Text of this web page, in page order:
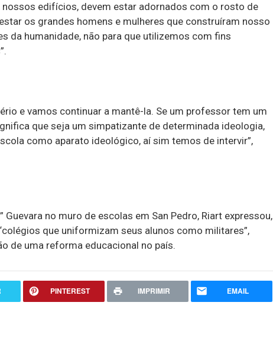
nossos edifícios, devem estar adornados com o rosto de
os grandes homens e mulheres que construíram nosso
da humanidade, não para que utilizemos com fins
e vamos continuar a mantê-la. Se um professor tem um
que seja um simpatizante de determinada ideologia,
como aparato ideológico, aí sim temos de intervir”,
Guevara no muro de escolas em San Pedro, Riart expressou,
que uniformizam seus alunos como militares”,
de uma reforma educacional no país.
PINTEREST IMPRIMIR EMAIL